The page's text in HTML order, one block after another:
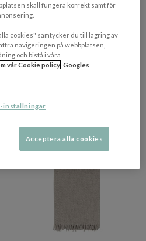
Piirto Unikko Duschdraperi
Straw/Off White 180x200
OUTLET
skall fungera korrekt samt för
cookies" samtycker du till lagring av
navigeringen på webbplatsen,
och bistå i våra
vår Cookie policy Googles
inställningar
Acceptera alla cookies